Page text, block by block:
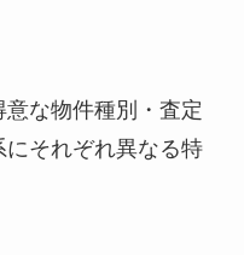
意な物件種別・査定
それぞれ異なる特